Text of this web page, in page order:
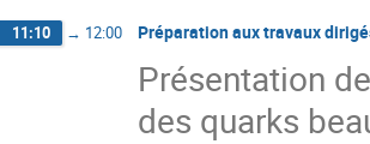
11:10 → 12:00 Préparation aux travaux
Présentation
des quarks